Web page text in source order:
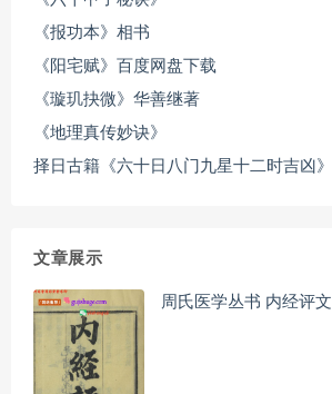
《报功本》相书
《阳宅赋》百度网盘下载
《璇玑抉微》华善继著
《地理真传妙诀》
择日古籍《六十日八门九星十二时吉凶》
文章展示
周氏医学丛书 内经评文